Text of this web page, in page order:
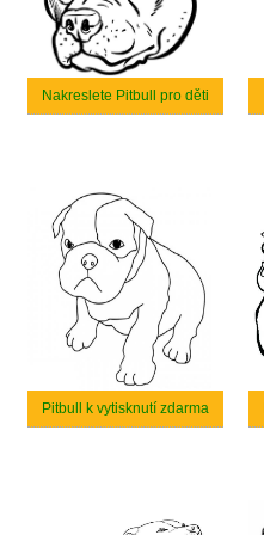
Nakreslete Pitbull pro děti
Pitbull k vytisknutí zdarma